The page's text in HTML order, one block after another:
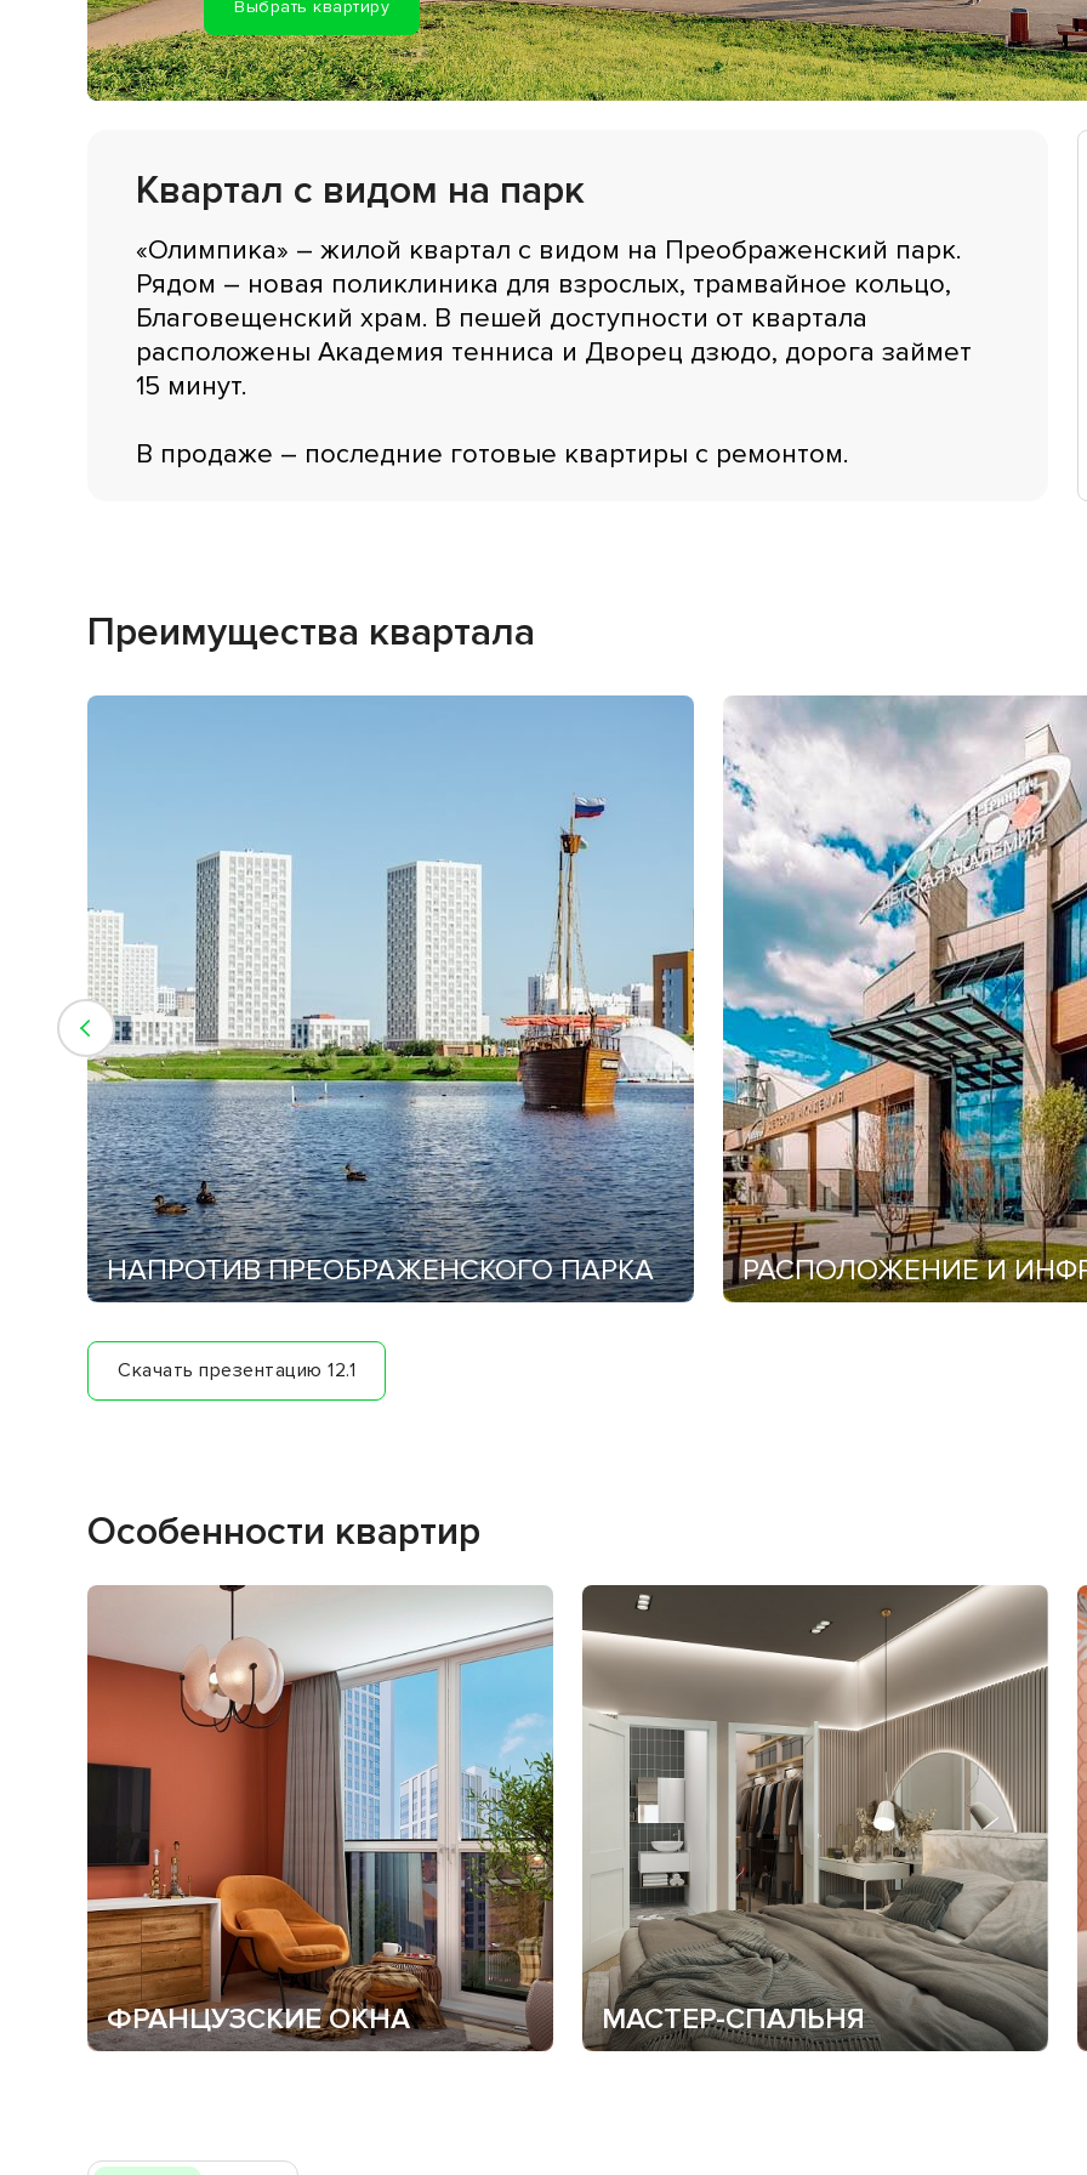
Выбрать квартиру
Квартал с видом на парк
«Олимпика» – жилой квартал с видом на Преображенский парк.
Рядом – новая поликлиника для взрослых, трамвайное кольцо,
Благовещенский храм. В пешей доступности от квартала
расположены Академия тенниса и Дворец дзюдо, дорога займет
15 минут.
В продаже – последние готовые квартиры с ремонтом.
Преимущества квартала
НАПРОТИВ ПРЕОБРАЖЕНСКОГО ПАРКА
Дома располагаются напротив Преображенского
РАСПОЛОЖЕНИЕ И
В пешей доступности располагаются
Скачать презентацию 12.1
Особенности квартир
ФРАНЦУЗСКИЕ ОКНА
Система панорамных «французского» остекления
МАСТЕР-СПАЛЬНЯ
Приватное пространство для хозяев дома с